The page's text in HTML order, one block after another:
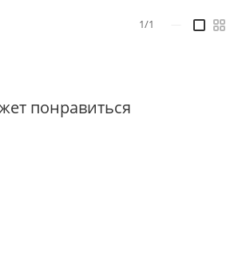
1/1
понравиться